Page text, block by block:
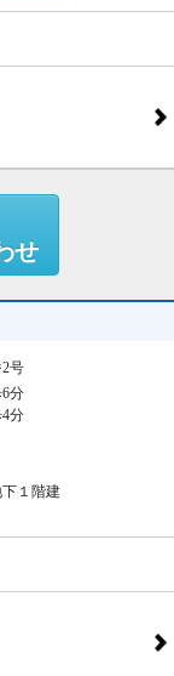
せ
号
分
分
１階建